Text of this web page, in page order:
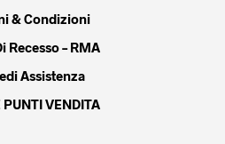
& Condizioni
Recesso – RMA
Assistenza
VENDITA